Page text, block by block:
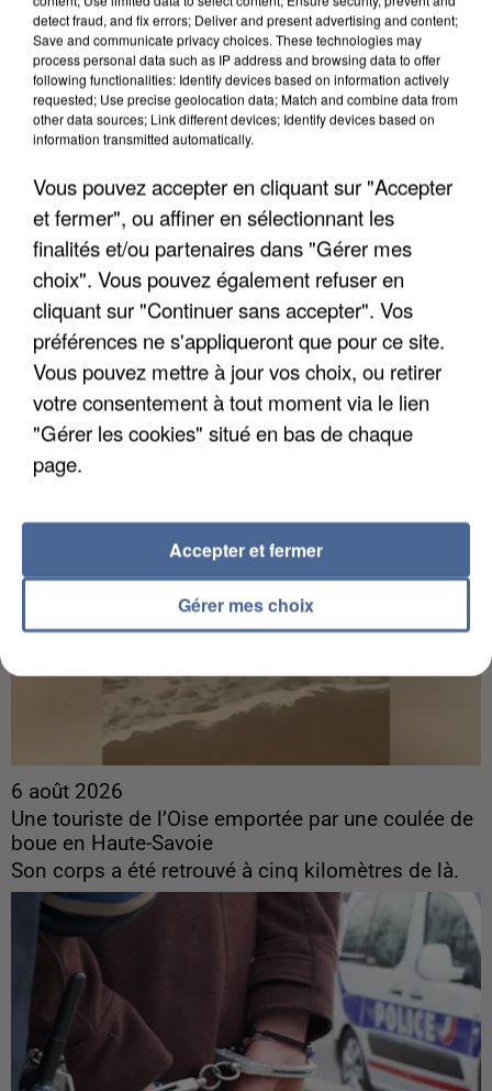
6 août 2026
Gabriel Attal et Raphaël Glucksmann visés par des
ingérences...
Sollicité, Sébastien Lecornu annonce un "travail
commun" avec les partis à la rentrée.
6 août 2026
Une touriste de l’Oise emportée par une coulée de
boue en Haute-Savoie
Son corps a été retrouvé à cinq kilomètres de là.
detect fraud, and fix errors; Deliver and present advertising and content;
Save and communicate privacy choices. These technologies may
process personal data such as IP address and browsing data to offer
following functionalities: Identify devices based on information actively
requested; Use precise geolocation data; Match and combine data from
other data sources; Link different devices; Identify devices based on
information transmitted automatically.
Vous pouvez accepter en cliquant sur "Accepter
et fermer", ou affiner en sélectionnant les
finalités et/ou partenaires dans "Gérer mes
choix". Vous pouvez également refuser en
cliquant sur "Continuer sans accepter". Vos
préférences ne s'appliqueront que pour ce site.
Vous pouvez mettre à jour vos choix, ou retirer
votre consentement à tout moment via le lien
"Gérer les cookies" situé en bas de chaque
page.
Gérer mes choix
Accepter et fermer